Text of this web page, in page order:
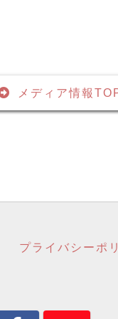
メディア情報
プライバシーポ